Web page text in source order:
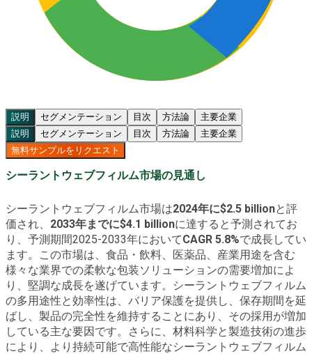
説明 セグメンテーション 目次 方法論
主要企業
説明
セグメンテーション 目次 方法論
主要企業
無料サンプルをリクエスト
シーラントウェブフィルム市場の見通し
シーラントウェブフィルム市場は2024年に$2.5 billionと評
価され、 2033年までに$4.1 billionに達すると予測されてお
り、予測期間2025-2033年においてCAGR 5.8%で成長してい
ます。この市場は、食品・飲料、医薬品、産業用途を含む
様々な業界での柔軟な包装ソリューションの需要増加によ
り、堅調な成長を遂げています。シーラントウェブフィルム
の多用途性と効率性は、バリア保護を提供し、保存期間を延
ばし、製品の完全性を維持することにあり、その採用が増加
している主な要因です。さらに、材料科学と製造技術の進歩
により、より持続可能で高性能なシーラントウェブフィルム